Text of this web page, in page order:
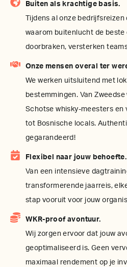
Buiten als krachtige basis.
Tijdens al onze
waarom buitenlucht de beste
doorbraken, versterken
Onze mensen overal ter
We werken uitsluitend met
bestemmingen. Van
Schotse whisky-meesters en
tot Bosnische locals.
gegarandeerd!
Flexibel naar jouw behoefte.
Van een intensieve
transformerende jaarreis,
stap vooruit voor jouw
WKR-proof avontuur.
Wij zorgen ervoor dat jouw
geoptimaliseerd is. Geen
maximaal rendement op je